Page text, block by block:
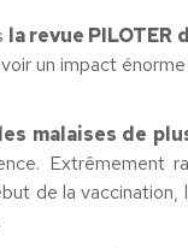
la revue PILOTER
un impact
malaises de
Extrêmement
de la